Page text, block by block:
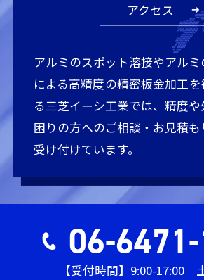
アクセス
アルミのスポット溶接やアル
による高精度の精密板金加工
る三芝イーシ工業では、精度
困りの方へのご相談・お見積
受け付けています。
06-
【受付時間】9:00-17:00